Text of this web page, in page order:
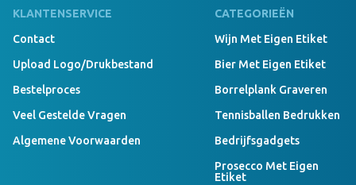
KLANTENSERVICE
Contact
Upload Logo/drukbestand
Bestelproces
Veel Gestelde Vragen
Algemene Voorwaarden
CATEGORIEËN
Wijn Met Eigen Etiket
Bier Met Eigen Etiket
Borrelplank Graveren
Tennisballen Bedrukken
Bedrijfsgadgets
Prosecco Met Eigen
Etiket